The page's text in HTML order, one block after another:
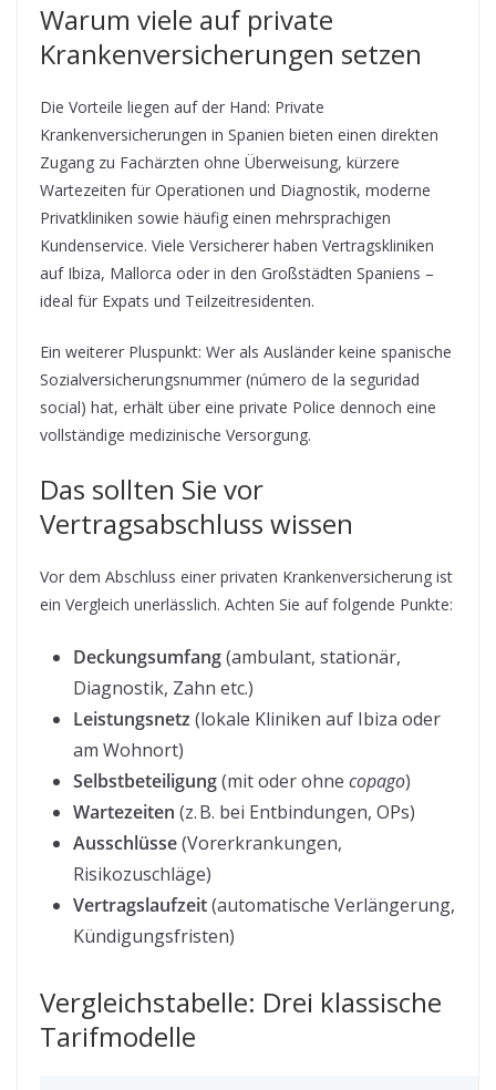
Warum viele auf private
Krankenversicherungen setzen
Die Vorteile liegen auf der Hand: Private
Krankenversicherungen in Spanien bieten einen direkten
Zugang zu Fachärzten ohne Überweisung, kürzere
Wartezeiten für Operationen und Diagnostik, moderne
Privatkliniken sowie häufig einen mehrsprachigen
Kundenservice. Viele Versicherer haben Vertragskliniken
auf Ibiza, Mallorca oder in den Großstädten Spaniens –
ideal für Expats und Teilzeitresidenten.
Ein weiterer Pluspunkt: Wer als Ausländer keine spanische
Sozialversicherungsnummer (número de la seguridad
social) hat, erhält über eine private Police dennoch eine
vollständige medizinische Versorgung.
Das sollten Sie vor
Vertragsabschluss wissen
Vor dem Abschluss einer privaten Krankenversicherung ist
ein Vergleich unerlässlich. Achten Sie auf folgende Punkte:
Deckungsumfang(ambulant, stationär,
Diagnostik, Zahn etc.)
Leistungsnetz (lokale Kliniken auf Ibiza oder
am Wohnort)
Selbstbeteiligung(mit oder ohne copago)
Wartezeiten (z. B. bei Entbindungen, OPs)
Ausschlüsse(Vorerkrankungen,
Risikozuschläge)
Vertragslaufzeit(automatische Verlängerung,
Kündigungsfristen)
Vergleichstabelle: Drei klassische
Tarifmodelle